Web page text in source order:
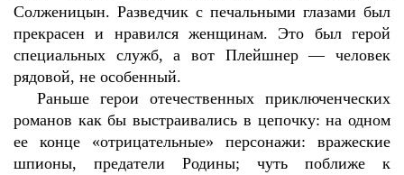
Солженицын. Разведчик с печальными глазами был
прекрасен и нравился женщинам. Это был герой
специальных служб, а вот Плейшнер — человек
рядовой, не особенный.
Раньше герои отечественных приключенческих
романов как бы выстраивались в цепочку: на одном
ее конце «отрицательные» персонажи: вражеские
шпионы, предатели Родины; чуть поближе к